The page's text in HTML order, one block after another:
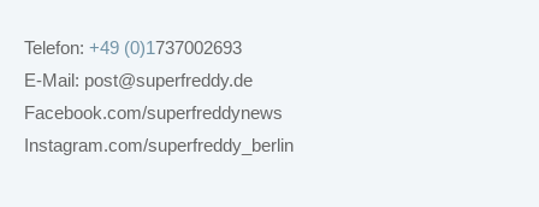
Telefon: +49 (0)1737002693
E-Mail: post@superfreddy.de
Facebook.com/superfreddynews
Instagram.com/superfreddy_berlin